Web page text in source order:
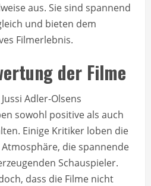
aus. Sie sind spannend
und bieten dem
Filmerlebnis.
der Filme
Adler-Olsens
sowohl positive als auch
Einige Kritiker loben die
die spannende
Schauspieler.
dass die Filme nicht